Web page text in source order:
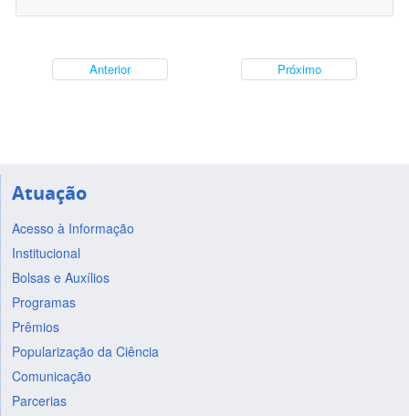
Anterior Próximo
Atuação
Acesso à Informação
Institucional
Bolsas e Auxílios
Programas
Prêmios
Popularização da Ciência
Comunicação
Parcerias